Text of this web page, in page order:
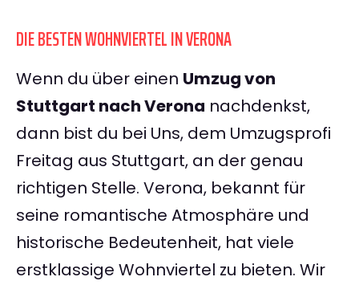
DIE BESTEN WOHNVIERTEL IN VERONA
Wenn du über einen Umzug von
Stuttgart nach Verona nachdenkst,
dann bist du bei Uns, dem Umzugsprofi
Freitag aus Stuttgart, an der genau
richtigen Stelle. Verona, bekannt für
seine romantische Atmosphäre und
historische Bedeutenheit, hat viele
erstklassige Wohnviertel zu bieten. Wir